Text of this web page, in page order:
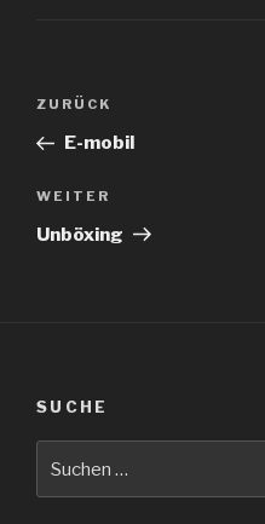
Beitragsnavigation
Vorheriger
Beitrag
ZURÜCK
E-mobil
Nächster
Beitrag
WEITER
Unböxing
SUCHE
nach: